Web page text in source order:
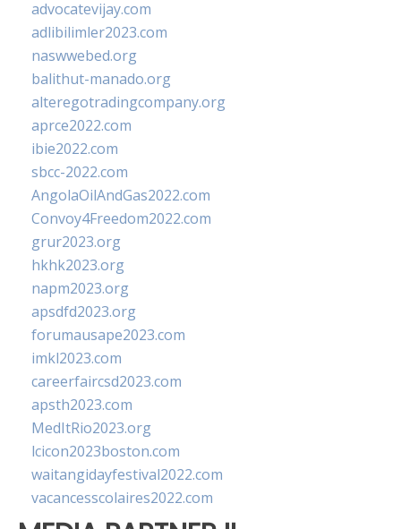
advocatevijay.com
adlibilimler2023.com
naswwebed.org
balithut-manado.org
alteregotradingcompany.org
aprce2022.com
ibie2022.com
sbcc-2022.com
AngolaOilAndGas2022.com
Convoy4Freedom2022.com
grur2023.org
hkhk2023.org
napm2023.org
apsdfd2023.org
forumausape2023.com
imkl2023.com
careerfaircsd2023.com
apsth2023.com
MedItRio2023.org
lcicon2023boston.com
waitangidayfestival2022.com
vacancesscolaires2022.com